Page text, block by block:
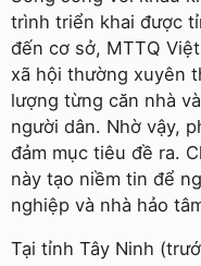
trình triển khai được
đến cơ sở, MTTQ
xã hội thường xuyên
lượng từng căn nhà
người dân. Nhờ vậy,
đảm mục tiêu đề ra.
này tạo niềm tin để
nghiệp và nhà hảo
Tại tỉnh Tây Ninh